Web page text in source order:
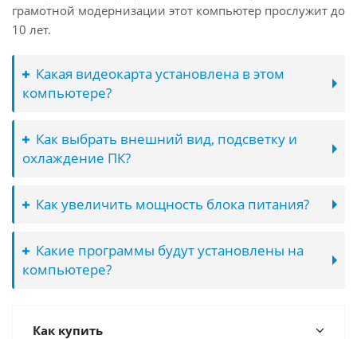
грамотной модернизации этот компьютер прослужит до
10 лет.
Какая видеокарта установлена в этом
компьютере?
Как выбрать внешний вид, подсветку и
охлаждение ПК?
Как увеличить мощность блока питания?
Какие программы будут установлены на
компьютере?
Как купить